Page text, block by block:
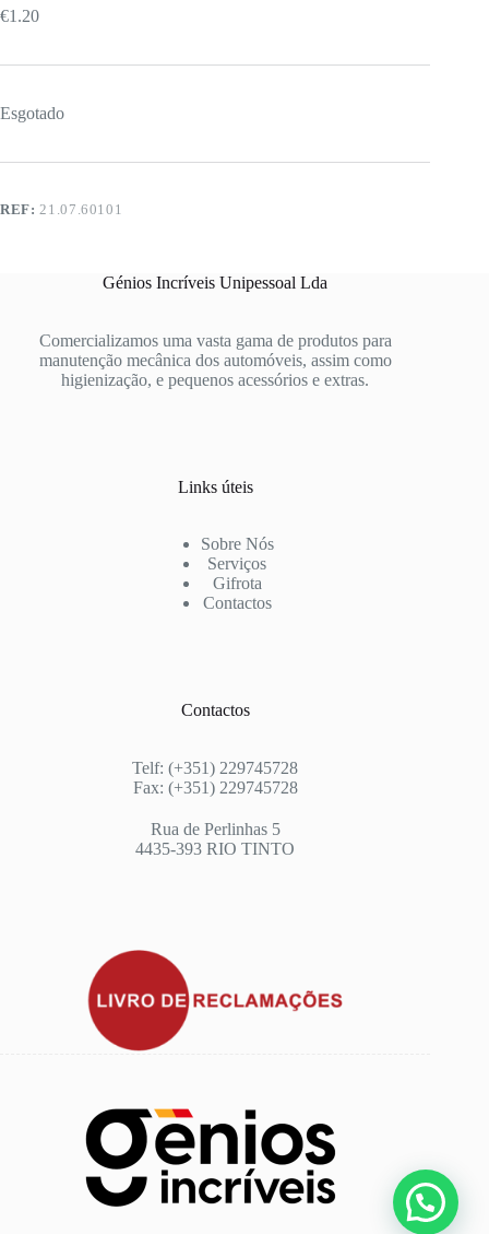
€1.20
Esgotado
REF: 21.07.60101
Génios Incríveis Unipessoal Lda
Comercializamos uma vasta gama de produtos para
manutenção mecânica dos automóveis, assim como
higienização, e pequenos acessórios e extras.
Links úteis
Sobre Nós
Serviços
Gifrota
Contactos
Contactos
Telf: (+351) 229745728
Fax: (+351) 229745728
Rua de Perlinhas 5
4435-393 RIO TINTO